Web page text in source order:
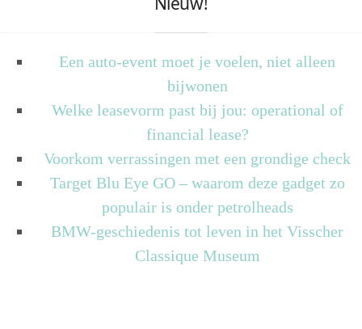
Een auto-event moet je voelen, niet alleen
bijwonen
Welke leasevorm past bij jou: operational of
financial lease?
Voorkom verrassingen met een grondige check
Target Blu Eye GO – waarom deze gadget zo
populair is onder petrolheads
BMW-geschiedenis tot leven in het Visscher
Classique Museum